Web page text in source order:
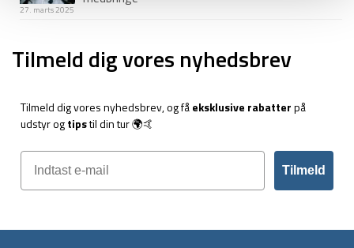
27. marts 2025
Tilmeld dig vores nyhedsbrev
Tilmeld dig vores nyhedsbrev, og fåeksklusive rabatterpå
udstyr ogtipstil din tur 🌍🤙
Tilmeld